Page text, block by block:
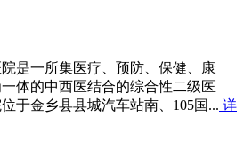
是一所集医疗、预防、保健、康
体的中西医结合的综合性二级医
于金乡县县城汽车站南、105国... 详